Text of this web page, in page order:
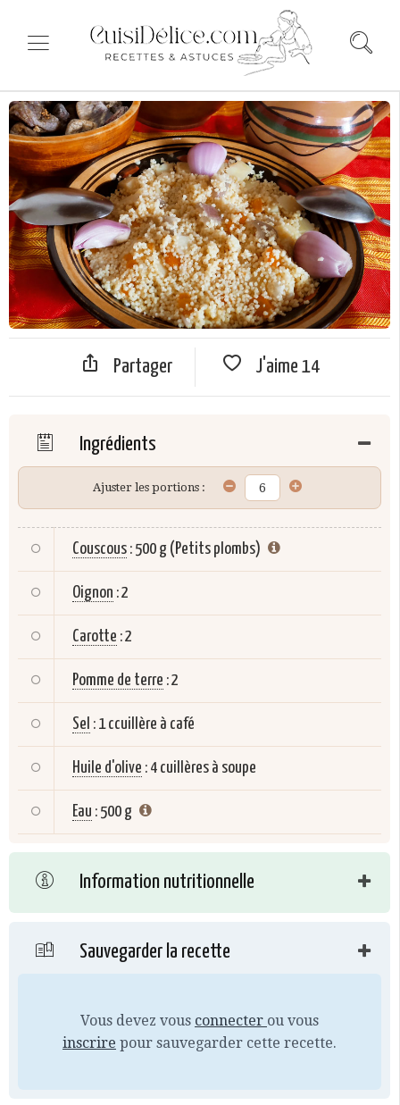
Partager J'aime 14
Ingrédients
Ajuster les portions :
Couscous : 500 g (Petits plombs)
Oignon :2
Carotte :2
Pomme de terre :2
Sel : 1 ccuillère à café
Huile d'olive : 4 cuillères à soupe
Eau : 500 g
Information nutritionnelle
Sauvegarder la recette
Vous devez vous connecter ou vous
inscrire pour sauvegarder cette recette.